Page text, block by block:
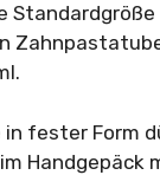
Standardgröße
in fester Form
Handgepäck